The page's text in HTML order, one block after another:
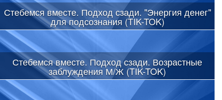
Стебемся вместе. Подход сзади. "Энергия денег"
для подсознания (TIK-TOK)
Стебемся вместе. Подход сзади. Возрастные
заблуждения М/Ж (TIK-TOK)